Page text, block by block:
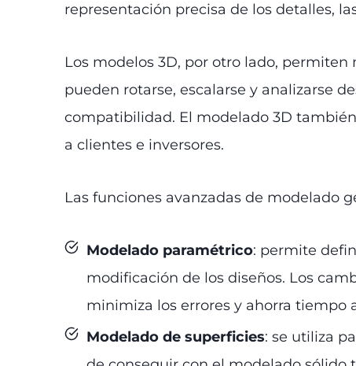
representación precisa de los detalles,
Los modelos 3D, por otro lado,
pueden rotarse, escalarse y analizarse
compatibilidad. El modelado 3D
a clientes e inversores.
Las funciones avanzadas de modelado
Modelado paramétrico: permite
modificación de los diseños. Los
minimiza los errores y ahorra tiempo
Modelado de superficies: se utiliza